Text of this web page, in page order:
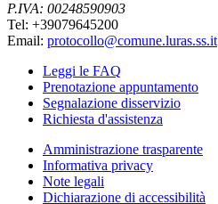
P.IVA: 00248590903
Tel: +39079645200
Email: protocollo@comune.luras.ss.it
Leggi le FAQ
Prenotazione appuntamento
Segnalazione disservizio
Richiesta d'assistenza
Amministrazione trasparente
Informativa privacy
Note legali
Dichiarazione di accessibilità